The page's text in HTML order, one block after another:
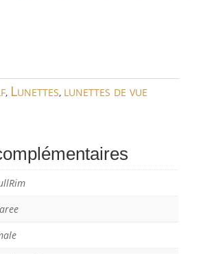
, Lunettes, lunettes de vue